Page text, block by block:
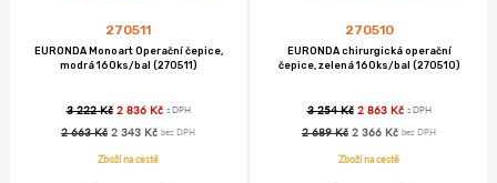
270511
EURONDA Monoart Operační čepice,
modrá 160ks/bal (270511)
3 222 Kč 2 836 Kč s DPH
2 663 Kč 2 343 Kč bez DPH
Zboží na cestě
270510
EURONDA chirurgická operační
čepice, zelená 160ks/bal (270510)
3 254 Kč 2 863 Kč s DPH
2 689 Kč 2 366 Kč bez DPH
Zboží na cestě